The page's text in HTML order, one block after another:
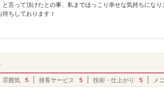
言って頂けたとの事、私までほっこり幸せな気持ちになり
ちしております！
雰囲気 5 接客サービス 5 技術・仕上がり 5 メ